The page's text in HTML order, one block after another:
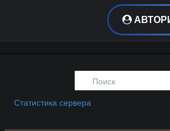
Статистика сервера